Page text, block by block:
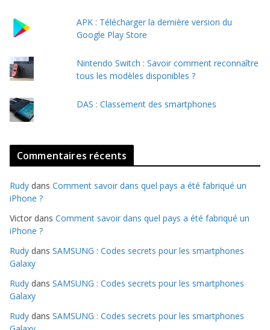
a
APK : Télécharger la dernière version du
Google Play Store
Nintendo Switch : Savoir comment reconnaître
tous les modèles disponibles ?
DAS : Classement des smartphones
Commentaires récents
Rudy dans Comment savoir dans quel pays a été fabriqué un
iPhone ?
Victor dans Comment savoir dans quel pays a été fabriqué un
iPhone ?
Rudy dans SAMSUNG : Codes secrets pour les smartphones
Galaxy
Rudy dans SAMSUNG : Codes secrets pour les smartphones
Galaxy
Rudy dans SAMSUNG : Codes secrets pour les smartphones